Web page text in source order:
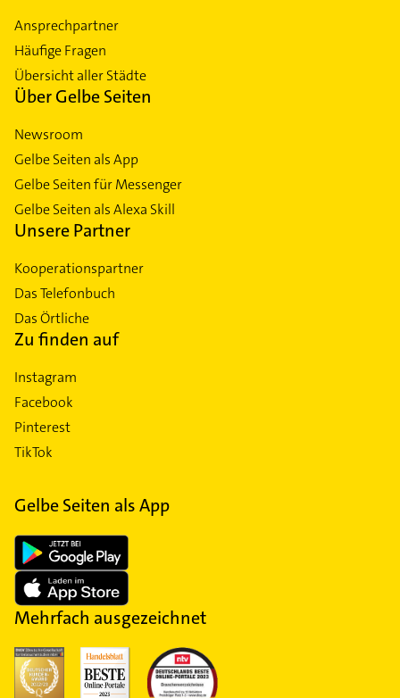
Ansprechpartner
Häufige Fragen
Übersicht aller Städte
Über Gelbe Seiten
Newsroom
Gelbe Seiten als App
Gelbe Seiten für Messenger
Gelbe Seiten als Alexa Skill
Unsere Partner
Kooperationspartner
Das Telefonbuch
Das Örtliche
Zu finden auf
Instagram
Facebook
Pinterest
TikTok
Gelbe Seiten als App
Mehrfach ausgezeichnet